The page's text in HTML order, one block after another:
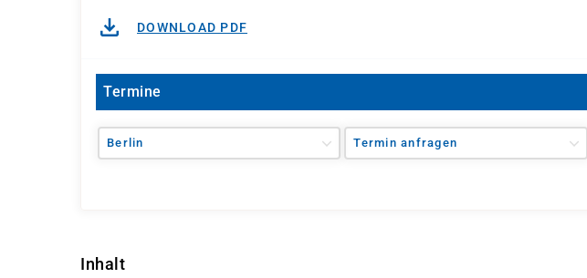
DOWNLOAD PDF
Termine
Berlin Termin anfragen
Inhalt